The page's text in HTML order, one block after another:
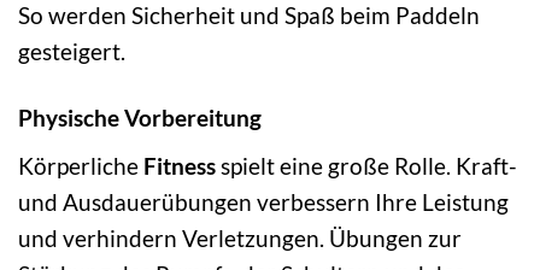
So werden Sicherheit und Spaß beim Paddeln
gesteigert.
Physische Vorbereitung
Körperliche Fitness spielt eine große Rolle. Kraft-
und Ausdauerübungen verbessern Ihre Leistung
und verhindern Verletzungen. Übungen zur